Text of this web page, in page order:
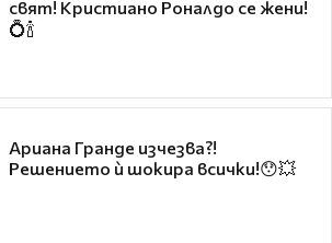
свят! Кристиано Роналдо се жени!
💍🍾
Ариана Гранде изчезва?!
Решението ѝ шокира всички!😯💥